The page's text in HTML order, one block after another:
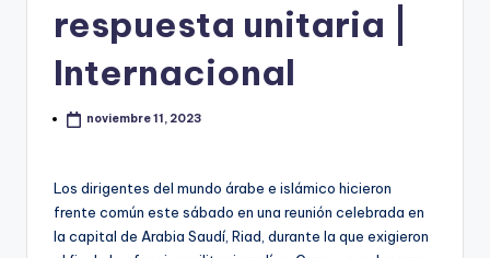
respuesta unitaria |
Internacional
noviembre 11, 2023
Los dirigentes del mundo árabe e islámico hicieron
frente común este sábado en una reunión celebrada en
la capital de Arabia Saudí, Riad, durante la que exigieron